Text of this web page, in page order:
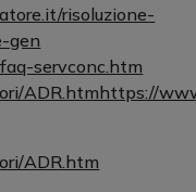
risoluzione-
gen
servconc.htm
ADR.htmhttps://
ADR.htm